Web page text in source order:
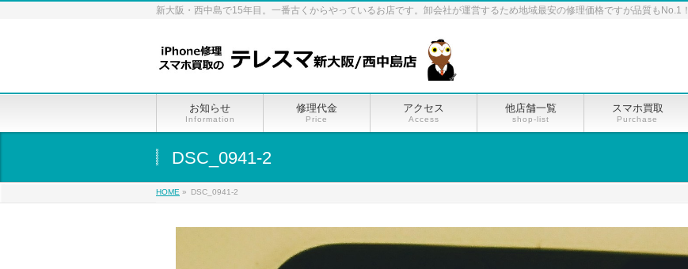
新大阪・西中島で15年目。一番古くからやっているお店です。卸会社が運営するため地域最安の修理価格ですが品質もNo.1！
お知らせ
Information
修理代金
Price
アクセス
Access
他店舗一覧
shop-list
スマホ買取
Purchase
DSC_0941-2
HOME » DSC_0941-2